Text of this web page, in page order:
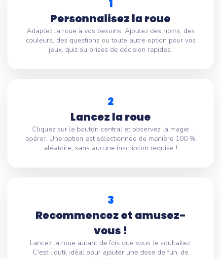
1
Personnalisez la roue
Adaptez la roue à vos besoins. Ajoutez des noms, des
couleurs, des questions ou toute autre option pour vos
jeux, quiz ou prises de décision rapides.
2
Lancez la roue
Cliquez sur le bouton central et observez la magie
opérer. Une option est sélectionnée de manière 100 %
aléatoire, sans aucune inscription requise !
3
Recommencez et amusez-
vous !
Lancez la roue autant de fois que vous le souhaitez.
C'est l'outil idéal pour ajouter une dose de fun, de